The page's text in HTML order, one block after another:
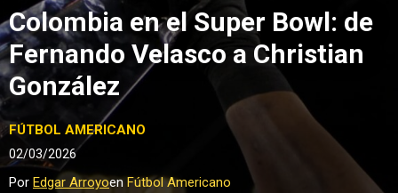
Colombia en el Super Bowl: de
Fernando Velasco a Christian
González
FÚTBOL AMERICANO
02/03/2026
Por Edgar ArroyoenFútbol Americano